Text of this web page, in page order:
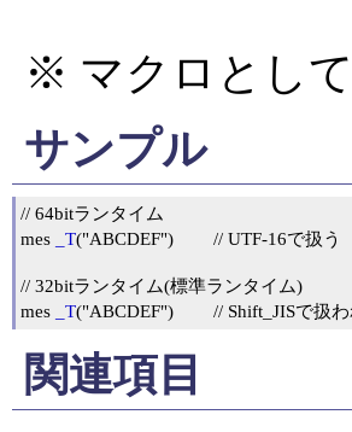
※ マクロとして
サンプル
// 64bitランタイム
mes
_T("ABCDEF")	// UTF-16で扱う
// 32bitランタイム(標準ランタイム)
mes
_T ("ABCDEF")	// Shift_JISで
関連項目